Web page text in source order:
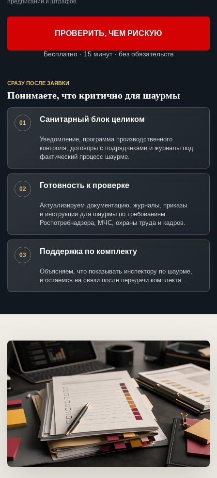
предписаний и штрафов.
ПРОВЕРИТЬ, ЧЕМ РИСКУЮ
Бесплатно · 15 минут · без обязательств
СРАЗУ ПОСЛЕ ЗАЯВКИ
Понимаете, что критично для шаурмы
01 Санитарный блок целиком
Уведомление, программа производственного
контроля, договоры с подрядчиками и журналы под
фактический процесс шаурме.
02 Готовность к проверке
Актуализируем документацию, журналы, приказы
и инструкции для шаурмы по требованиям
Роспотребнадзора, МЧС, охраны труда и кадров.
03 Поддержка по комплекту
Объясняем, что показывать инспектору по шаурме,
и остаемся на связи после передачи комплекта.